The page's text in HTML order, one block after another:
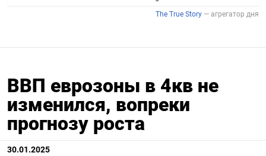
ВВП еврозоны в 4кв не
изменился, вопреки
прогнозу роста
30.01.2025